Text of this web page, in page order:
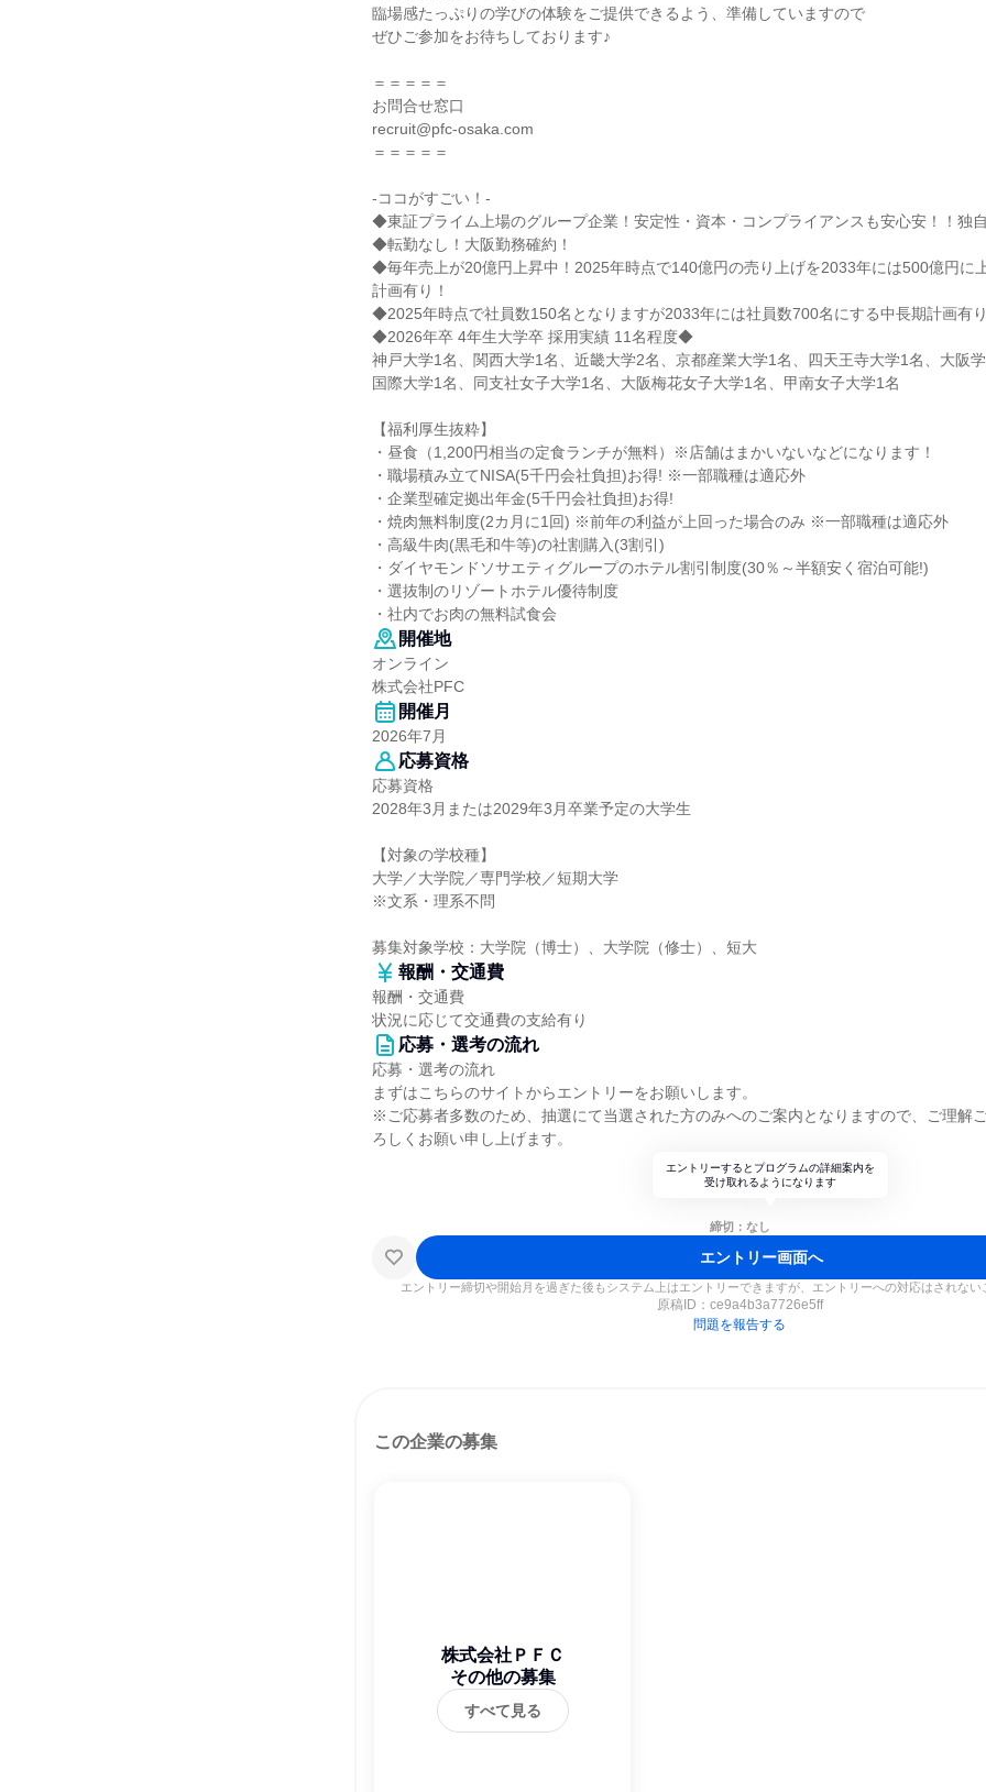
臨場感たっぷりの学びの体験をご提供できるよう、準備していますので
ぜひご参加をお待ちしております♪
＝＝＝＝＝
お問合せ窓口
recruit@pfc-osaka.com
＝＝＝＝＝
-ココがすごい！-
◆東証プライム上場のグループ企業！安定性・資本・コンプライアンスも安心安！！独自
◆転勤なし！大阪勤務確約！
◆毎年売上が20億円上昇中！2025年時点で140億円の売り上げを2033年には500億円に
計画有り！
◆2025年時点で社員数150名となりますが2033年には社員数700名にする中長期計画有り
◆2026年卒 4年生大学卒 採用実績 11名程度◆
神戸大学1名、関西大学1名、近畿大学2名、京都産業大学1名、四天王寺大学1名、大阪
国際大学1名、同支社女子大学1名、大阪梅花女子大学1名、甲南女子大学1名
【福利厚生抜粋】
・昼食（1,200円相当の定食ランチが無料）※店舗はまかいないなどになります！
・職場積み立てNISA(5千円会社負担)お得! ※一部職種は適応外
・企業型確定拠出年金(5千円会社負担)お得!
・焼肉無料制度(2カ月に1回) ※前年の利益が上回った場合のみ ※一部職種は適応外
・高級牛肉(黒毛和牛等)の社割購入(3割引)
・ダイヤモンドソサエティグループのホテル割引制度(30％～半額安く宿泊可能!)
・選抜制のリゾートホテル優待制度
・社内でお肉の無料試食会
開催地
オンライン
株式会社PFC
開催月
2026年7月
応募資格
応募資格
2028年3月または2029年3月卒業予定の大学生
【対象の学校種】
大学／大学院／専門学校／短期大学
※文系・理系不問
募集対象学校：大学院（博士）、大学院（修士）、短大
報酬・交通費
報酬・交通費
状況に応じて交通費の支給有り
応募・選考の流れ
応募・選考の流れ
まずはこちらのサイトからエントリーをお願いします。
※ご応募者多数のため、抽選にて当選された方のみへのご案内となりますので、ご理解
ろしくお願い申し上げます。
エントリーするとプログラムの詳細案内を
受け取れるようになります
締切：なし
エントリー画面へ
エントリー締切や開始月を過ぎた後もシステム上はエントリーできますが、エントリーへの対応はされない
原稿ID： ce9a4b3a7726e5ff
問題を報告する
この企業の募集
株式会社ＰＦＣ
その他の募集
すべて見る